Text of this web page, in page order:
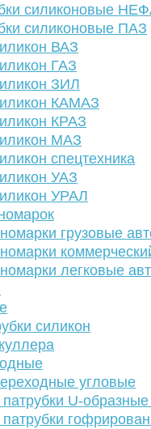
силиконовые
силиконовые ПАЗ
ВАЗ
ГАЗ
ЗИЛ
КАМАЗ
КРАЗ
МАЗ
спецтехника
УАЗ
УРАЛ
грузовые
легковые
силикон
угловые
U-